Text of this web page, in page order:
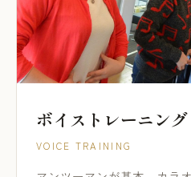
ボイストレーニング
VOICE TRAINING